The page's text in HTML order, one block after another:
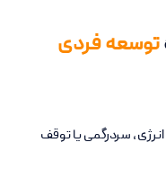
توسعه فردی
سردرگمی یا توقف